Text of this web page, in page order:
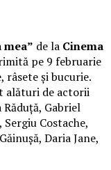
mea” de la Cinema
pe 9 februarie
râsete și bucurie.
alături de actorii
Gabriel
Costache,
Daria Jane,